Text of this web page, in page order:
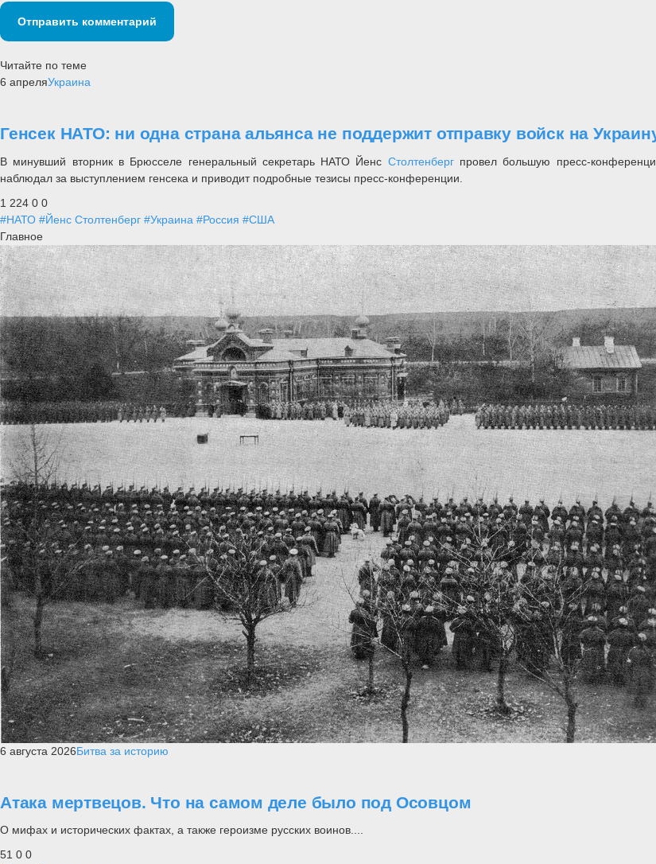
Отправить комментарий
Читайте по теме
6 апреляУкраина
Генсек НАТО: ни одна страна альянса не поддержит отправку войск на
В минувший вторник в Брюсселе генеральный секретарь НАТО Йенс Столтенберг провел большую пресс-
наблюдал за выступлением генсека и приводит подробные тезисы пресс-конференции.
1 224 0 0
#НАТО #Йенс Столтенберг #Украина #Россия #США
Главное
6 августа 2026Битва за историю
Атака мертвецов. Что на самом деле было под Осовцом
О мифах и исторических фактах, а также героизме русских воинов....
51 0 0